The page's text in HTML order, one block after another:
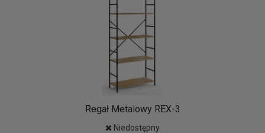
Regał Metalowy REX-3
Niedostępny